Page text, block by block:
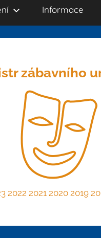
Informace
zábavního
2022 2021 2020 2019